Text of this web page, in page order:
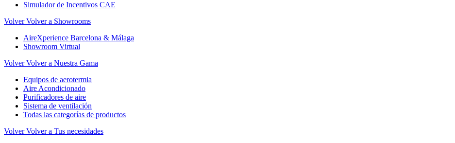
Simulador de Incentivos CAE
Volver Volver a Showrooms
AireXperience Barcelona & Málaga
Showroom Virtual
Volver Volver a Nuestra Gama
Equipos de aerotermia
Aire Acondicionado
Purificadores de aire
Sistema de ventilación
Todas las categorías de productos
Volver Volver a Tus necesidades